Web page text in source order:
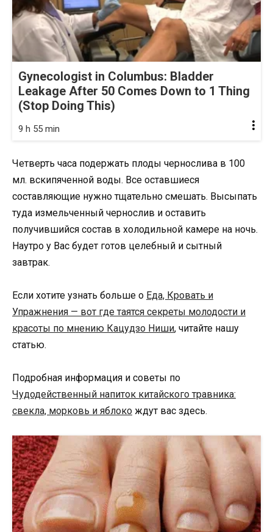
Gynecologist in Columbus: Bladder
Leakage After 50 Comes Down to 1 Thing
(Stop Doing This)
9 h 55 min
Четверть часа подержать плоды чернослива в 100
мл. вскипяченной воды. Все оставшиеся
составляющие нужно тщательно смешать. Высыпать
туда измельченный чернослив и оставить
получившийся состав в холодильной камере на ночь.
Наутро у Вас будет готов целебный и сытный
завтрак.
Если хотите узнать больше о Еда, Кровать и
Упражнения — вот где таятся секреты молодости и
красоты по мнению Кацудзо Ниши, читайте нашу
статью.
Подробная информация и советы по
Чудодейственный напиток китайского травника:
свекла, морковь и яблоко ждут вас здесь.